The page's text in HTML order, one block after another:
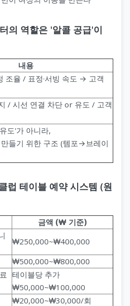
의 역할은 '알콜 공급'이
내용
조율 / 표정·서빙 속도 → 고객
/ 시선 연결 차단 or 유도 / 고객
도'가 아니라,
들기 위한 구조 (템포→브레이
럽 테이블 예약 시스템 (원
금액 (₩ 기준)
₩250,000~₩400,000
₩500,000~₩800,000
테이블당 추가
₩50,000~₩100,000
₩20,000~₩30,000/회